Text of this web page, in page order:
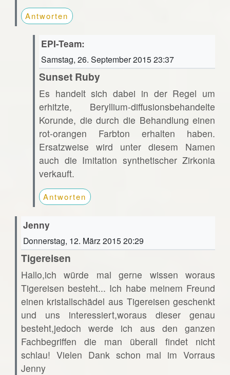
Antworten
EPI-Team:
Samstag, 26. September 2015 23:37
Sunset Ruby
Es handelt sich dabei in der Regel um
erhitzte, Beryllium-diffusionsbehandelte
Korunde, die durch die Behandlung einen
rot-orangen Farbton erhalten haben.
Ersatzweise wird unter diesem Namen
auch die Imitation synthetischer Zirkonia
verkauft.
Antworten
Jenny
Donnerstag, 12. März 2015 20:29
Tigereisen
Hallo,ich würde mal gerne wissen woraus
Tigereisen besteht... Ich habe meinem Freund
einen kristallschädel aus Tigereisen geschenkt
und uns interessiert,woraus dieser genau
besteht,jedoch werde ich aus den ganzen
Fachbegriffen die man überall findet nicht
schlau! Vielen Dank schon mal im Vorraus
Jenny